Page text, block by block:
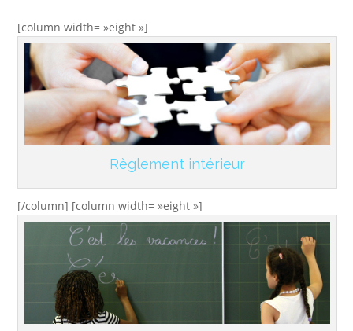
[column width= »eight »]
Règlement intérieur
[/column] [column width= »eight »]